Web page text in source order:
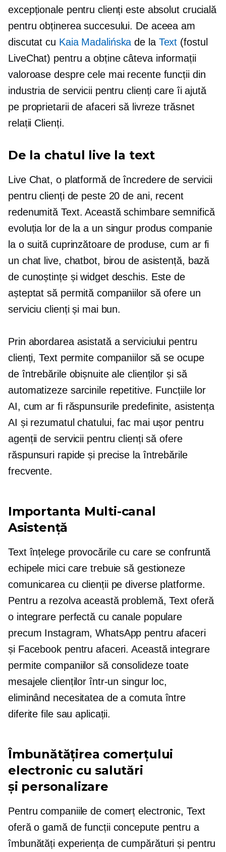
excepționale pentru clienți este absolut crucială
pentru obținerea succesului. De aceea am
discutat cu Kaia Madalińska de la Text (fostul
LiveChat) pentru a obține câteva informații
valoroase despre cele mai recente funcții din
industria de servicii pentru clienți care îi ajută
pe proprietarii de afaceri să livrezetrăsnet
relații Clienți.
De la chatul live la text
Live Chat, o platformă de încredere de servicii
pentru clienți de peste 20 de ani, recent
redenumită Text. Această schimbare semnifică
evoluția lor de la a un singur produs companie
la o suită cuprinzătoare de produse, cum ar fi
un chat live, chatbot, birou de asistență, bază
de cunoștințe și widget deschis. Este de
așteptat să permită companiilor să ofere un
serviciu clienți și mai bun.
Prin abordarea asistată a serviciului pentru
clienți, Text permite companiilor să se ocupe
de întrebările obișnuite ale clienților și să
automatizeze sarcinile repetitive. Funcțiile lor
AI, cum ar fi răspunsurile predefinite, asistența
AI și rezumatul chatului, fac mai ușor pentru
agenții de servicii pentru clienți să ofere
răspunsuri rapide și precise la întrebările
frecvente.
Importanta Multi-canal
Asistență
Text înțelege provocările cu care se confruntă
echipele mici care trebuie să gestioneze
comunicarea cu clienții pe diverse platforme.
Pentru a ​​rezolva această problemă, Text oferă
o integrare perfectă cu canale populare
precum Instagram, WhatsApp pentru afaceri
și Facebook pentru afaceri. Această integrare
permite companiilor să consolideze toate
mesajele clienților într-un singur loc,
eliminând necesitatea de a comuta între
diferite file sau aplicații.
Îmbunătățirea comerțului
electronic cu salutări
și personalizare
Pentru companiile de comerț electronic, Text
oferă o gamă de funcții concepute pentru a
îmbunătăți experiența de cumpărături și pentru